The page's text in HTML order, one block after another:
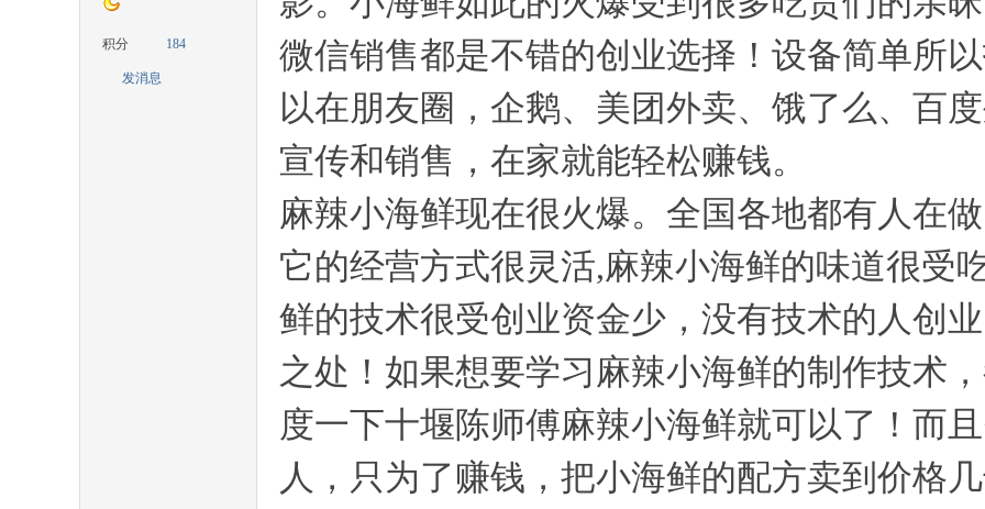
积分 184
发消息
微信销售都是不错的创业选择！设备简单所
以在朋友圈，企鹅、美团外卖、饿了么、百
宣传和销售，在家就能轻松赚钱。
麻辣小海鲜现在很火爆。全国各地都有人在
它的经营方式很灵活,麻辣小海鲜的味道很受
鲜的技术很受创业资金少，没有技术的人创
之处！如果想要学习麻辣小海鲜的制作技术
度一下十堰陈师傅麻辣小海鲜就可以了！而
人，只为了赚钱，把小海鲜的配方卖到价格